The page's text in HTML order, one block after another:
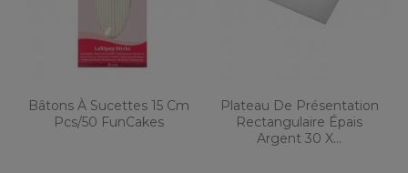
Bâtons À Sucettes 15 Cm
Pcs/50 FunCakes
Plateau De Présentation
Rectangulaire Épais
Argent 30 X...